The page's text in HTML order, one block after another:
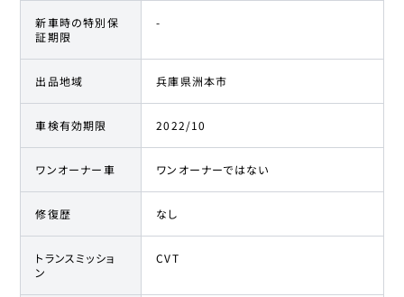
新車時の特別保
証期限
-
出品地域 兵庫県洲本市
車検有効期限 2022/10
ワンオーナー車 ワンオーナーではない
修復歴 なし
トランスミッショ
ン
CVT